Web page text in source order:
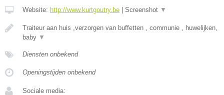
Website: http://www.kurtgoutry.be Screenshot ▼
Traiteur aan huis ,verzorgen van buffetten , communie , huwelijken,
baby ▼
Diensten onbekend
Openingstijden onbekend
Sociale media: